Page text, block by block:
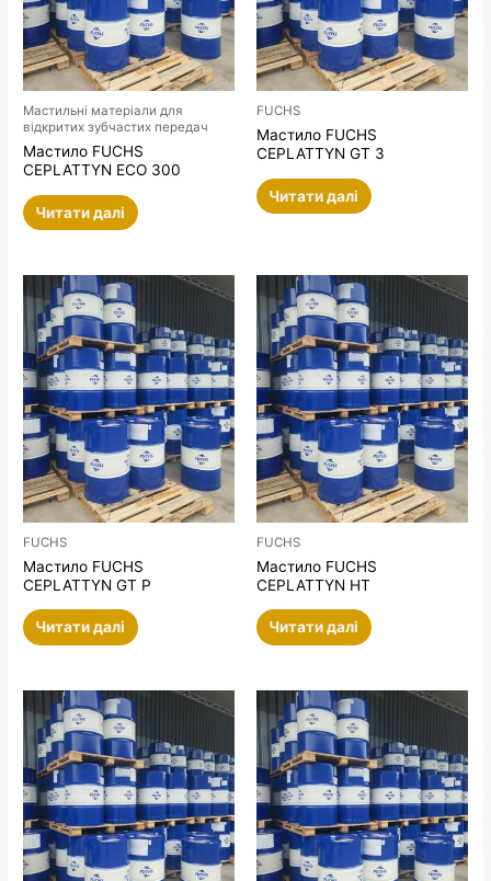
Мастильні матеріали для
відкритих зубчастих передач
Мастило FUCHS
CEPLATTYN ECO 300
Читати далі
FUCHS
Мастило FUCHS
CEPLATTYN GT 3
Читати далі
FUCHS
Мастило FUCHS
CEPLATTYN GT P
Читати далі
FUCHS
Мастило FUCHS
CEPLATTYN HT
Читати далі